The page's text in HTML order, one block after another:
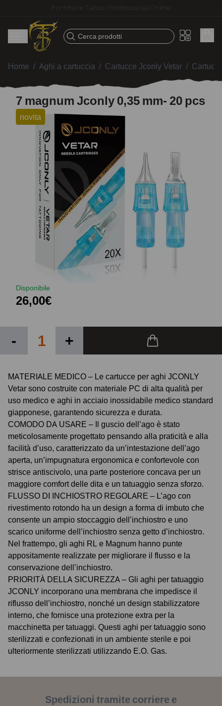
Cerca prodotti
Home / Aghi a cartuccia / Cartucce Jconly Vetar /
7 magnum Jconly 0,35 mm- 20 pcs
novita
Disponibile
26,00€
- +
MATERIALE MEDICO – Le cartucce per aghi JCONLY
Vetar sono costruite con materiale PC di alta qualità per
uso medico e aghi in acciaio inossidabile medico standard
giapponese, garantendo sicurezza e durata.
COMODO DA USARE – Il guscio dell’ago è stato
meticolosamente progettato pensando alla praticità e alla
facilità d’uso, caratterizzato da un’intestazione dell’ago
aperta, un’impugnatura ergonomica e confortevole con
strisce antiscivolo, una parte posteriore concava per un
maggiore comfort delle dita e un tatuaggio senza sforzo.
FLUSSO DI INCHIOSTRO REGOLARE – L’ago con
rivestimento rotondo ha un design a forma di imbuto che
consente un ampio stoccaggio dell’inchiostro e uno
scarico uniforme dell’inchiostro senza getto d’inchiostro.
Nel frattempo, gli aghi RL e Magnum hanno punte
appositamente realizzate per migliorare il flusso e la
conservazione dell’inchiostro.
PRIORITÀ DELLA SICUREZZA – Gli aghi per tatuaggio
JCONLY incorporano una membrana che impedisce il
riflusso dell’inchiostro, nonché un design stabilizzatore
interno, che fornisce una protezione extra per la
macchinetta per tatuaggi. Questi aghi per tatuaggio sono
sterilizzati e confezionati in un ambiente sterile e poi
ulteriormente sterilizzati utilizzando E.O. Gas.
Spedizioni tramite corriere e